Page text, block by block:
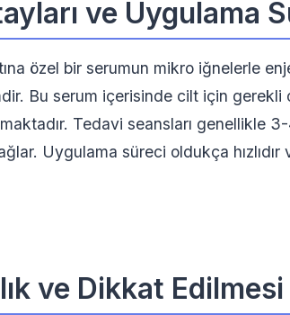
ve Uygulama
özel bir serumun mikro iğnelerle
Bu serum içerisinde cilt için gerekli
Tedavi seansları genellikle
Uygulama süreci oldukça
ve Dikkat